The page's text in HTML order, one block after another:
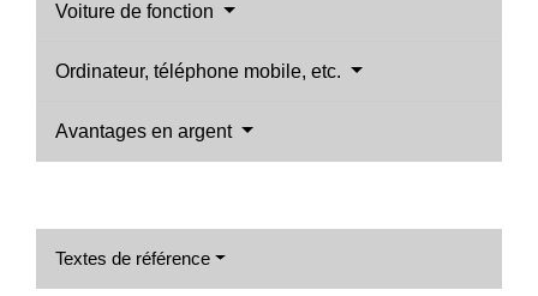
Voiture de fonction
Ordinateur, téléphone mobile, etc.
Avantages en argent
Textes de référence